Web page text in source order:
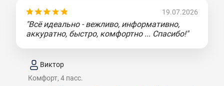
19.07.2026
"Всё идеально - вежливо, информативно,
аккуратно, быстро, комфортно ... Спасибо!"
Виктор
Комфорт, 4 пасс.